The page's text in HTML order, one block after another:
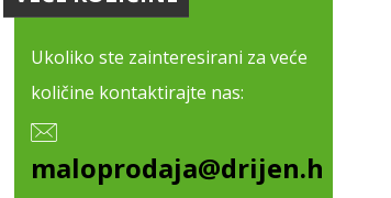
Ukoliko ste zainteresirani za veće
količine kontaktirajte nas:
maloprodaja@drijen.h